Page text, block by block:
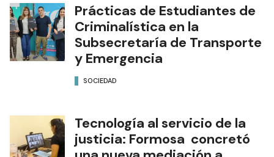
Prácticas de Estudiantes de
Criminalística en la
Subsecretaría de Transporte
y Emergencia
SOCIEDAD
Tecnología al servicio de la
justicia: Formosa concretó